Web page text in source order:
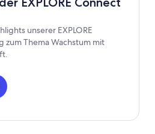
unserer EXPLORE
zum Thema Wachstum mit